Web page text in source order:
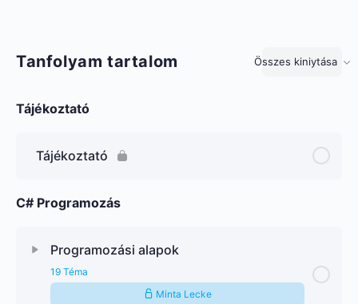
Tanfolyam tartalom Összes kiniytása
Lecke
Tájékoztató
Tájékoztató
C# Programozás
Programozási alapok
19 Téma
Minta Lecke